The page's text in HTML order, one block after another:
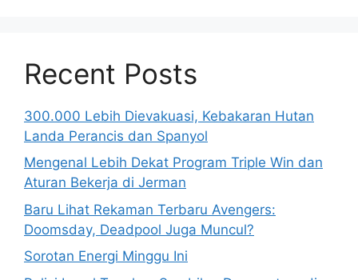
Recent Posts
300.000 Lebih Dievakuasi, Kebakaran Hutan
Landa Perancis dan Spanyol
Mengenal Lebih Dekat Program Triple Win dan
Aturan Bekerja di Jerman
Baru Lihat Rekaman Terbaru Avengers:
Doomsday, Deadpool Juga Muncul?
Sorotan Energi Minggu Ini